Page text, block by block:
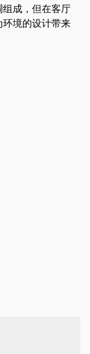
成，但在客厅
境的设计带来